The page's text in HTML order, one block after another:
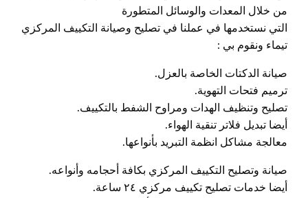
من خلال المعدات والوسائل المتطورة
التي نستخدمها في عملنا في تصليح وصيانة التكييف المركزي
تيماء ونقوم بي :
صيانة الدكتات الخاصة بالعزل.
ترميم فتحات التهوية.
تصليح وتنظيف الهدات ومراوح الشفط بالتكييف.
أيضا تبديل فلاتر تنقية الهواء.
معالجة مشاكل انظمة التبريد بأنواعها.
صيانة وتصليح التكييف المركزي بكافة أحجامه وأنواعه.
أيضا خدمات تصليح تكييف مركزي ٢٤ ساعة.